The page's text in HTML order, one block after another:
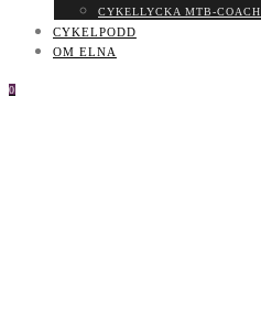
CYKELLYCKA MTB-COACH
CYKELPODD
OM ELNA
0